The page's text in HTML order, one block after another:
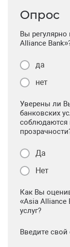
Опрос
Вы регулярно
Alliance
да
нет
Уверены ли
банковских
соблюдаются
Да
Нет
Как Вы
«Asia Alliance
услуг?
Введите свой